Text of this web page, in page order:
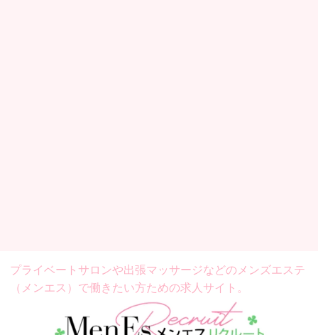
プライベートサロンや出張マッサージなどの メンズエステ
（メンエス）で働きたい方ための求人サイト。